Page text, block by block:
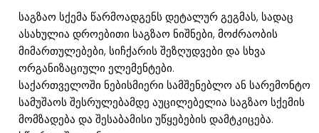
საგზაო სქემა წარმოადგენს დეტალურ გეგმას, სადაც
ასახულია დროებითი საგზაო ნიშნები, მოძრაობის
მიმართულებები, სიჩქარის შეზღუდვები და სხვა
ორგანიზაციული ელემენტები.
საქართველოში ნებისმიერი სამშენებლო ან სარემონტო
სამუშაოს შესრულებამდე აუცილებელია საგზაო სქემის
მომზადება და შესაბამისი უწყებების დამტკიცება.